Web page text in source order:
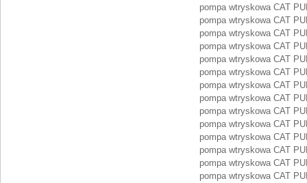
pompa wtryskowa CAT
pompa wtryskowa CAT
pompa wtryskowa CAT
pompa wtryskowa CAT
pompa wtryskowa CAT
pompa wtryskowa CAT
pompa wtryskowa CAT
pompa wtryskowa CAT
pompa wtryskowa CAT
pompa wtryskowa CAT
pompa wtryskowa CAT
pompa wtryskowa CAT
pompa wtryskowa CAT
pompa wtryskowa CAT